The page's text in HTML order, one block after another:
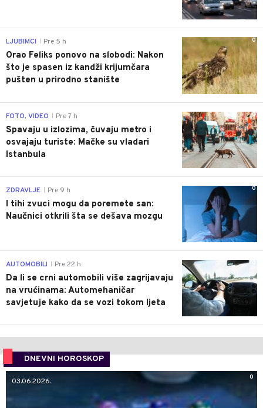
0
LJUBIMCI Pre 5 h
Orao Feliks ponovo na slobodi: Nakon
što je spasen iz kandži krijumčara
pušten u prirodno stanište
0
FOTO, VIDEO Pre 7 h
Spavaju u izlozima, čuvaju metro i
osvajaju turiste: Mačke su vladari
Istanbula
0
ZDRAVLJE Pre 9 h
I tihi zvuci mogu da poremete san:
Naučnici otkrili šta se dešava mozgu
0
AUTOMOBILI Pre 22 h
Da li se crni automobili više zagrijavaju
na vrućinama: Automehaničar
savjetuje kako da se vozi tokom ljeta
DNEVNI HOROSKOP
0
03.06.2026.